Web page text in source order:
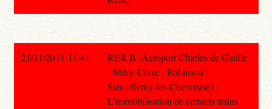
21/11/2011 11:41
RER B (Aeroport Charles de Gaulle
- Mitry-Claye - Robinson -
Saint-Remy-les-Chevreuse) :
L'immobilisation de certains trains